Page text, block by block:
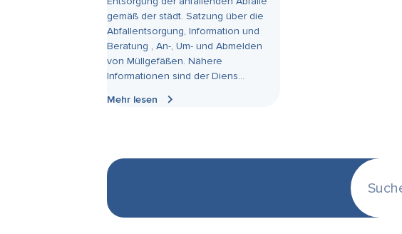
gemäß der städt. Satzung über die
Abfallentsorgung, Information und
Beratung , An-, Um- und Abmelden
von Müllgefäßen. Nähere
Informationen sind der Diens...
Mehr lesen